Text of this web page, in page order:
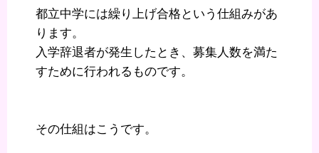
都立中学には繰り上げ合格という仕組みがあ
ります。
入学辞退者が発生したとき、募集人数を満た
すために行われるものです。
その仕組はこうです。